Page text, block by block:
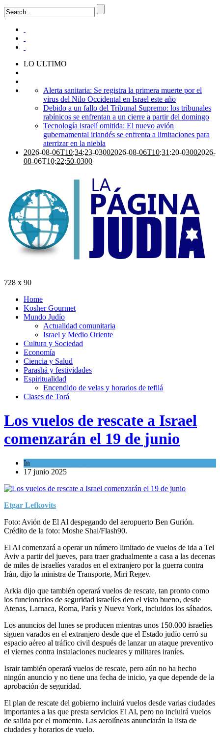
LO ULTIMO
Alerta sanitaria: Se registra la primera muerte por el
virus del Nilo Occidental en Israel este año
Debido a un fallo del Tribunal Supremo: los tribunales
rabínicos se enfrentan a un cierre a partir del domingo
Tecnología israelí omitida: El nuevo avión
gubernamental irlandés se enfrenta a limitaciones para
aterrizar en la niebla
2026-08-06T10:34:23-03002026-08-06T10:31:20-03002026-
08-06T10:22:50-0300
728 x 90
Home
Kosher Gourmet
Mundo Judío
Actualidad comunitaria
Israel y Medio Oriente
Cultura y Sociedad
Economía
Ciencia y Salud
Parashá y festividades
Espiritualidad
Encendido de velas y horarios de tefilá
Clases de Torá
Los vuelos de rescate a Israel
comenzarán el 19 de junio
In
17 junio 2025
Etgar Lefkovits
Foto: Avión de El Al despegando del aeropuerto Ben Gurión.
Crédito de la foto: Moshe Shai/Flash90.
El Al comenzará a operar un número limitado de vuelos de ida a Tel
Aviv a partir del jueves, para traer gradualmente a casa a las decenas
de miles de israelíes varados en el extranjero por la guerra contra
Irán, dijo la ministra de Transporte, Miri Regev.
Arkia dijo que también operará vuelos de rescate, tan pronto como
los funcionarios de seguridad israelíes den el visto bueno, desde
Atenas, Larnaca, Roma, París y Nueva York, incluidos los sábados.
Los anuncios del lunes se producen mientras unos 150.000 israelíes
siguen varados en el extranjero desde que el Estado judío cerró su
espacio aéreo al tráfico civil después de lanzar un ataque preventivo
el viernes contra instalaciones nucleares y militares iraníes.
Israir también operará vuelos de rescate, pero aún no ha hecho
ningún anuncio y no tiene una fecha de inicio, ya que depende de la
aprobación de seguridad.
El plan de rescate del gobierno incluirá vuelos desde varias ciudades
importantes a las que presta servicios El Al, pero no incluirá vuelos
de salida por el momento. Las aerolíneas anunciarán la lista de
ciudades y horarios de vuelo.